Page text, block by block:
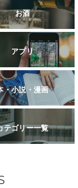
お酒
アプリ
・小説・漫画
テゴリー一覧